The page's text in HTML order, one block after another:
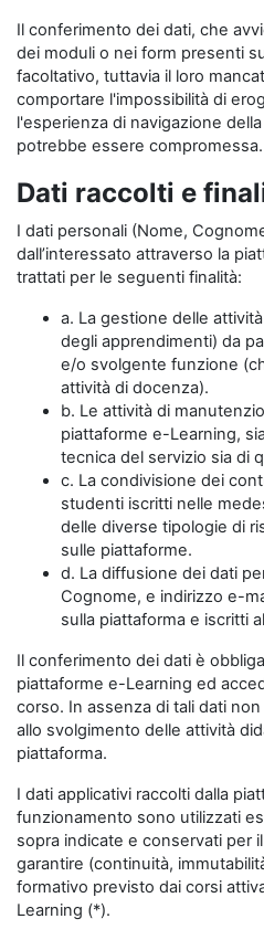
Il conferimento dei dati, che
dei moduli o nei form presenti
facoltativo, tuttavia il loro
comportare l'impossibilità di
l'esperienza di navigazione
potrebbe essere compromessa.
Dati raccolti e
I dati personali (Nome,
dall’interessato attraverso la
trattati per le seguenti finalità:
a. La gestione delle
degli apprendimenti) da
e/o svolgente funzione
attività di docenza).
b. Le attività di
piattaforme e-Learning,
tecnica del servizio sia di
c. La condivisione dei
studenti iscritti nelle
delle diverse tipologie di
sulle piattaforme.
d. La diffusione dei dati
Cognome, e indirizzo e-
sulla piattaforma e iscritti
Il conferimento dei dati è
piattaforme e-Learning ed
corso. In assenza di tali dati
allo svolgimento delle attività
piattaforma.
I dati applicativi raccolti dalla
funzionamento sono utilizzati
sopra indicate e conservati per
garantire (continuità,
formativo previsto dai corsi
Learning (*).